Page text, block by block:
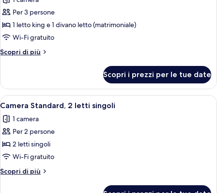
per
Camera
Superior,
letto
divano
letto
Per 3 persone
1 letto king e 1 divano letto (matrimoniale)
Wi-Fi gratuito
Scopri di più
Altri
Superior,
letto
con
divano
Scopri i prezzi per le tue date
Apri
tutte
le
foto
per
Camera
Standard,
2
Una camera d'albergo con un letto,
5
Camera Standard, 2 letti singoli
1 camera
Per 2 persone
2 letti singoli
Wi-Fi gratuito
Scopri di più
Altri